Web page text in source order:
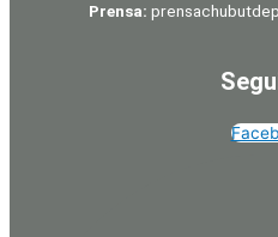
Prensa: